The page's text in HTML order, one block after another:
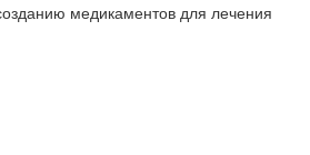
медикаментов для лечения